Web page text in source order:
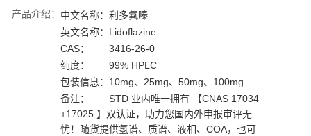
产品介绍： 中文名称： 利多氟嗪
英文名称： Lidoflazine
CAS：
3416-26-0
纯度：
99% HPLC
包装信息： 10mg、25mg、50mg、100mg
备注：
STD 业内唯一拥有 【CNAS 17034
+17025 】双认证，助力您国内外申报审评无
忧！随货提供氢谱、质谱、液相、COA，也可